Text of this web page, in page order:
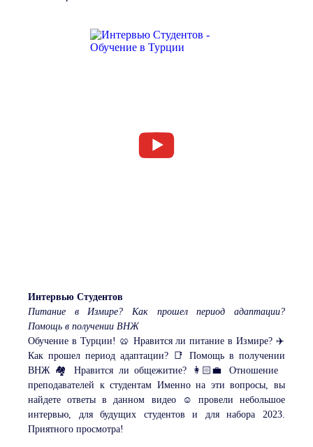
Интервью Студентов
Питание в Измире? Как прошел период адаптации?
Помощь в получении ВНЖ
Обучение в Турции! 🥨 Нравится ли питание в Измире? ✈️
Как прошел период адаптации? 📑 Помощь в получении
ВНЖ 🏘️ Нравится ли общежитие? 👩🏻‍💼 Отношение
преподавателей к студентам Именно на эти вопросы, вы
найдете ответы в данном видео ☺️ провели небольшое
интервью, для будущих студентов и для набора 2023.
Приятного просмотра!